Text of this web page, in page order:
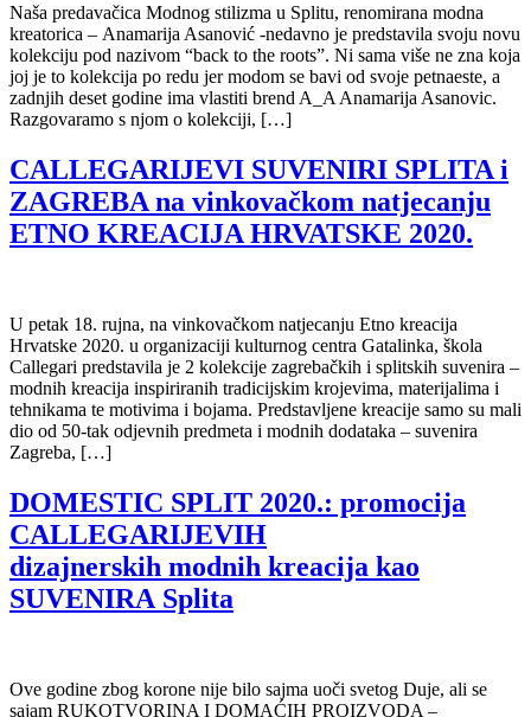
Naša predavačica Modnog stilizma u Splitu, renomirana modna
kreatorica – Anamarija Asanović -nedavno je predstavila svoju novu
kolekciju pod nazivom “back to the roots”. Ni sama više ne zna koja
joj je to kolekcija po redu jer modom se bavi od svoje petnaeste, a
zadnjih deset godine ima vlastiti brend A_A Anamarija Asanovic.
Razgovaramo s njom o kolekciji, […]
CALLEGARIJEVI SUVENIRI SPLITA i
ZAGREBA na vinkovačkom natjecanju
ETNO KREACIJA HRVATSKE 2020.
U petak 18. rujna, na vinkovačkom natjecanju Etno kreacija
Hrvatske 2020. u organizaciji kulturnog centra Gatalinka, škola
Callegari predstavila je 2 kolekcije zagrebačkih i splitskih suvenira –
modnih kreacija inspiriranih tradicijskim krojevima, materijalima i
tehnikama te motivima i bojama. Predstavljene kreacije samo su mali
dio od 50-tak odjevnih predmeta i modnih dodataka – suvenira
Zagreba, […]
DOMESTIC SPLIT 2020.: promocija
CALLEGARIJEVIH
dizajnerskih modnih kreacija kao
SUVENIRA Splita
Ove godine zbog korone nije bilo sajma uoči svetog Duje, ali se
sajam RUKOTVORINA I DOMAĆIH PROIZVODA –